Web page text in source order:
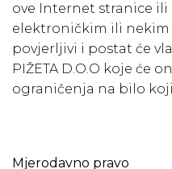
ove Internet stranice
elektroničkim ili
povjerljivi i postat će
PIŽETA D.O.O koje će
ograničenja na bilo
Mjerodavno pravo